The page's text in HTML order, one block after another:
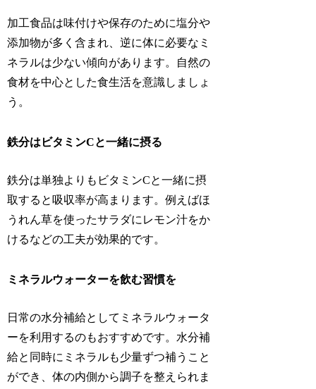
加工食品は味付けや保存のために塩分や
添加物が多く含まれ、逆に体に必要なミ
ネラルは少ない傾向があります。自然の
食材を中心とした食生活を意識しましょ
う。
鉄分はビタミンCと一緒に摂る
鉄分は単独よりもビタミンCと一緒に摂
取すると吸収率が高まります。例えばほ
うれん草を使ったサラダにレモン汁をか
けるなどの工夫が効果的です。
ミネラルウォーターを飲む習慣を
日常の水分補給としてミネラルウォータ
ーを利用するのもおすすめです。水分補
給と同時にミネラルも少量ずつ補うこと
ができ、体の内側から調子を整えられま